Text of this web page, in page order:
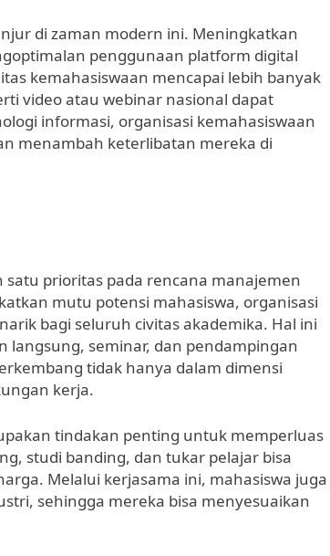
di zaman modern ini. Meningkatkan
penggunaan platform digital
kemahasiswaan mencapai lebih banyak
video atau webinar nasional dapat
informasi, organisasi kemahasiswaan
menambah keterlibatan mereka di
prioritas pada rencana manajemen
mutu potensi mahasiswa, organisasi
bagi seluruh civitas akademika. Hal ini
langsung, seminar, dan pendampingan
tidak hanya dalam dimensi
kerja.
tindakan penting untuk memperluas
studi banding, dan tukar pelajar bisa
Melalui kerjasama ini, mahasiswa juga
sehingga mereka bisa menyesuaikan